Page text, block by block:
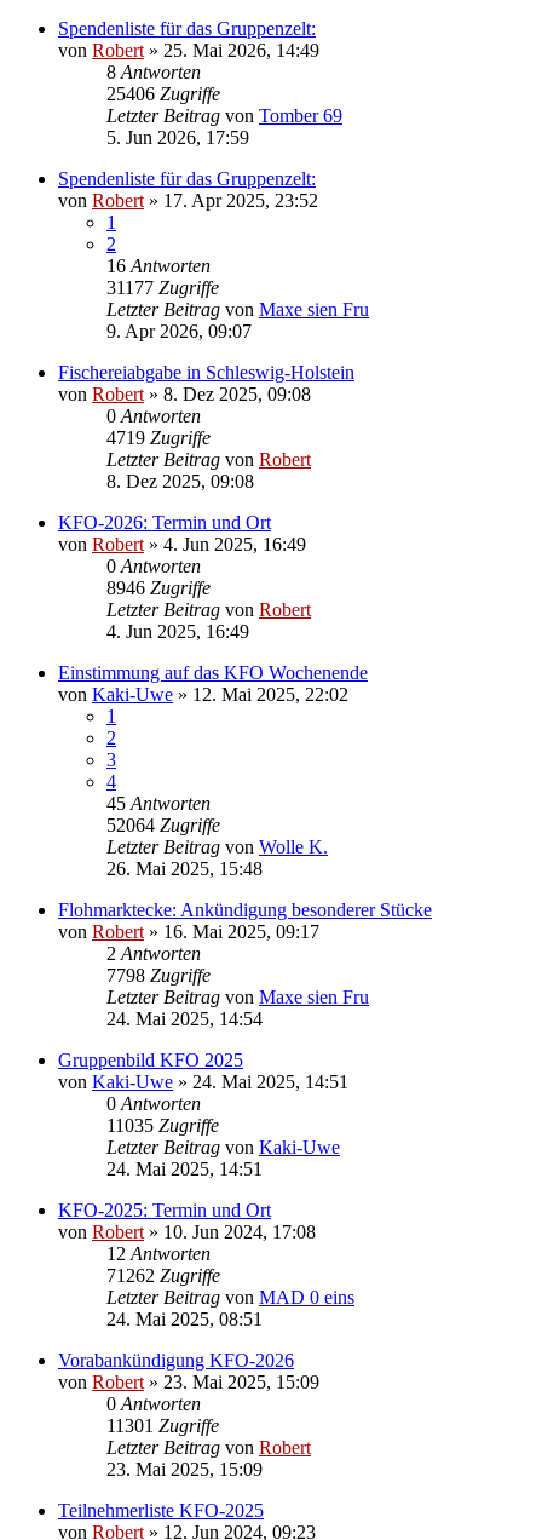
Spendenliste für das Gruppenzelt:
von Robert » 25. Mai 2026, 14:49
8 Antworten
25406 Zugriffe
Letzter Beitrag von Tomber 69
5. Jun 2026, 17:59
Spendenliste für das Gruppenzelt:
von Robert » 17. Apr 2025, 23:52
1
2
16 Antworten
31177 Zugriffe
Letzter Beitrag von Maxe sien Fru
9. Apr 2026, 09:07
Fischereiabgabe in Schleswig-Holstein
von Robert » 8. Dez 2025, 09:08
0 Antworten
4719 Zugriffe
Letzter Beitrag von Robert
8. Dez 2025, 09:08
KFO-2026: Termin und Ort
von Robert » 4. Jun 2025, 16:49
0 Antworten
8946 Zugriffe
Letzter Beitrag von Robert
4. Jun 2025, 16:49
Einstimmung auf das KFO Wochenende
von Kaki-Uwe » 12. Mai 2025, 22:02
1
2
3
4
45 Antworten
52064 Zugriffe
Letzter Beitrag von Wolle K.
26. Mai 2025, 15:48
Flohmarktecke: Ankündigung besonderer Stücke
von Robert » 16. Mai 2025, 09:17
2 Antworten
7798 Zugriffe
Letzter Beitrag von Maxe sien Fru
24. Mai 2025, 14:54
Gruppenbild KFO 2025
von Kaki-Uwe » 24. Mai 2025, 14:51
0 Antworten
11035 Zugriffe
Letzter Beitrag von Kaki-Uwe
24. Mai 2025, 14:51
KFO-2025: Termin und Ort
von Robert » 10. Jun 2024, 17:08
12 Antworten
71262 Zugriffe
Letzter Beitrag von MAD 0 eins
24. Mai 2025, 08:51
Vorabankündigung KFO-2026
von Robert » 23. Mai 2025, 15:09
0 Antworten
11301 Zugriffe
Letzter Beitrag von Robert
23. Mai 2025, 15:09
Teilnehmerliste KFO-2025
von Robert » 12. Jun 2024, 09:23